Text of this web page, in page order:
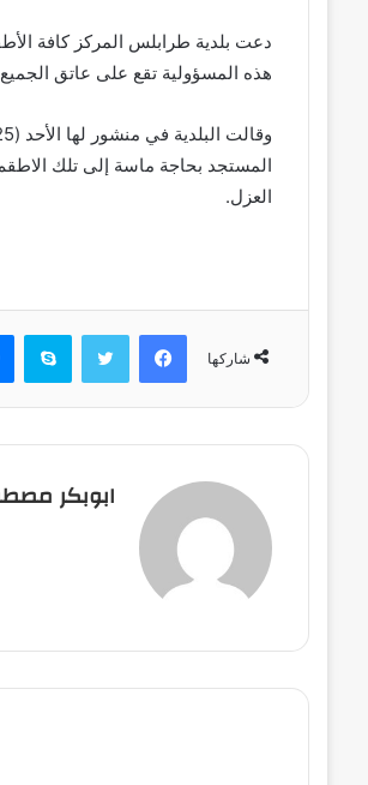
دعت بلدية طرابلس المركز كافة
هذه المسؤولية تقع على عاتق
المستجد بحاجة ماسة إلى تلك
العزل.
شاركها
فيسبوك تويتر سكايب
ابوبكر